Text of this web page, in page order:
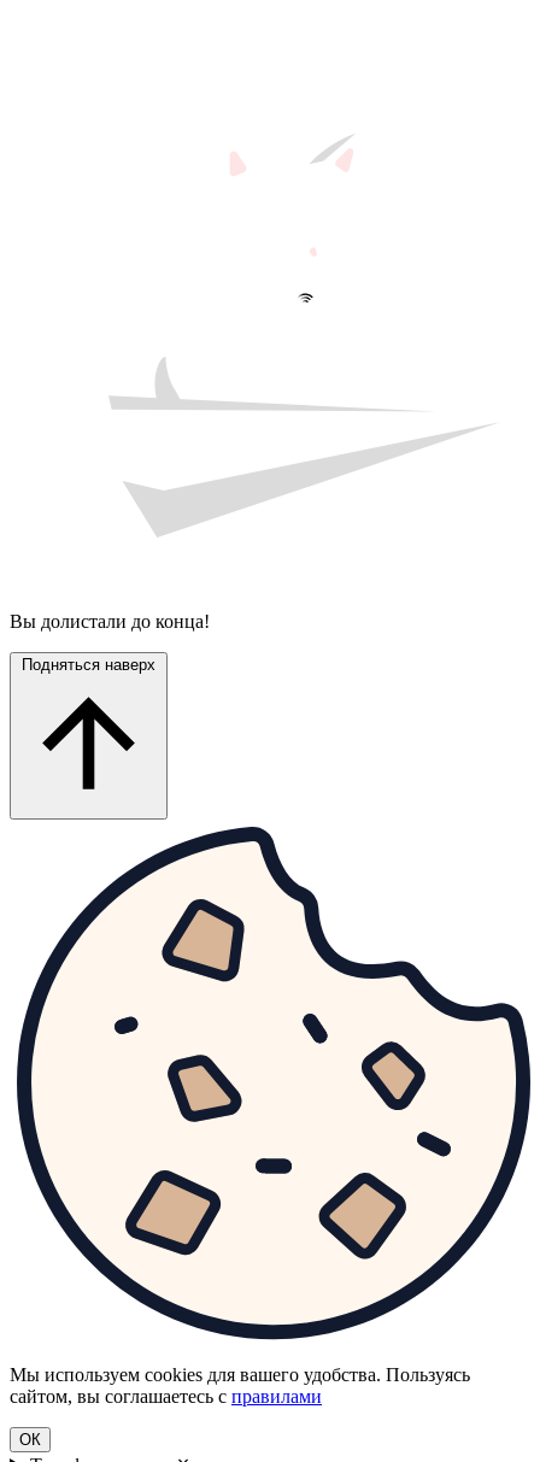
Вы долистали до конца!
Мы используем cookies для вашего удобства. Пользуясь
сайтом, вы соглашаетесь с правилами
ОК